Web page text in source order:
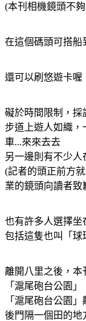
(本刊相機鏡頭不
在這個碼頭可搭船
還可以刷悠遊卡喔
礙於時間限制，採
步道上遊人如織，
車...來來去去
另一邊則有不少人
(記者的頭正前方
業的鏡頭向讀者致
也有許多人選擇坐
包括這隻也叫「球
離開八里之後，本
「滬尾砲台公園」
「滬尾砲台公園
後門隔一個田的地